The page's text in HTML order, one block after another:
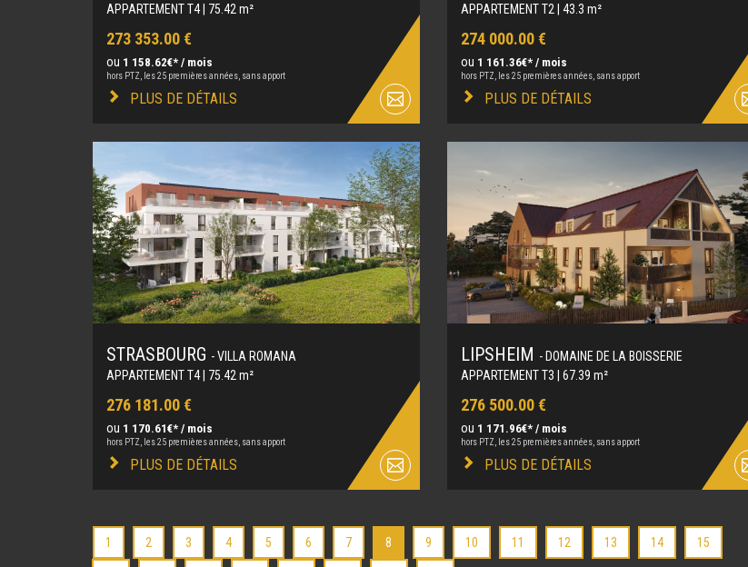
APPARTEMENT T4 | 75.42 m²
273 353.00 €
ou 1 158.62€* / mois
hors PTZ, les 25 premières années, sans apport
PLUS DE DÉTAILS
APPARTEMENT T2 | 43.3 m²
274 000.00 €
ou 1 161.36€* / mois
hors PTZ, les 25 premières années, sans apport
PLUS DE DÉTAILS
STRASBOURG - VILLA ROMANA
APPARTEMENT T4 | 75.42 m²
276 181.00 €
ou 1 170.61€* / mois
hors PTZ, les 25 premières années, sans apport
PLUS DE DÉTAILS
LIPSHEIM - DOMAINE DE LA BOISSERIE
APPARTEMENT T3 | 67.39 m²
276 500.00 €
ou 1 171.96€* / mois
hors PTZ, les 25 premières années, sans apport
PLUS DE DÉTAILS
1 2 3 4 5 6 7 8 9 10 11 12 13 14 15